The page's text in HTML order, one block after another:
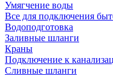
Умягчение воды
Все для подключения
Водоподготовка
Заливные шланги
Краны
Подключение к
Сливные шланги